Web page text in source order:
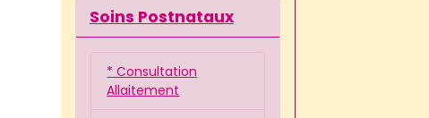
Soins Postnataux
* Consultation
Allaitement